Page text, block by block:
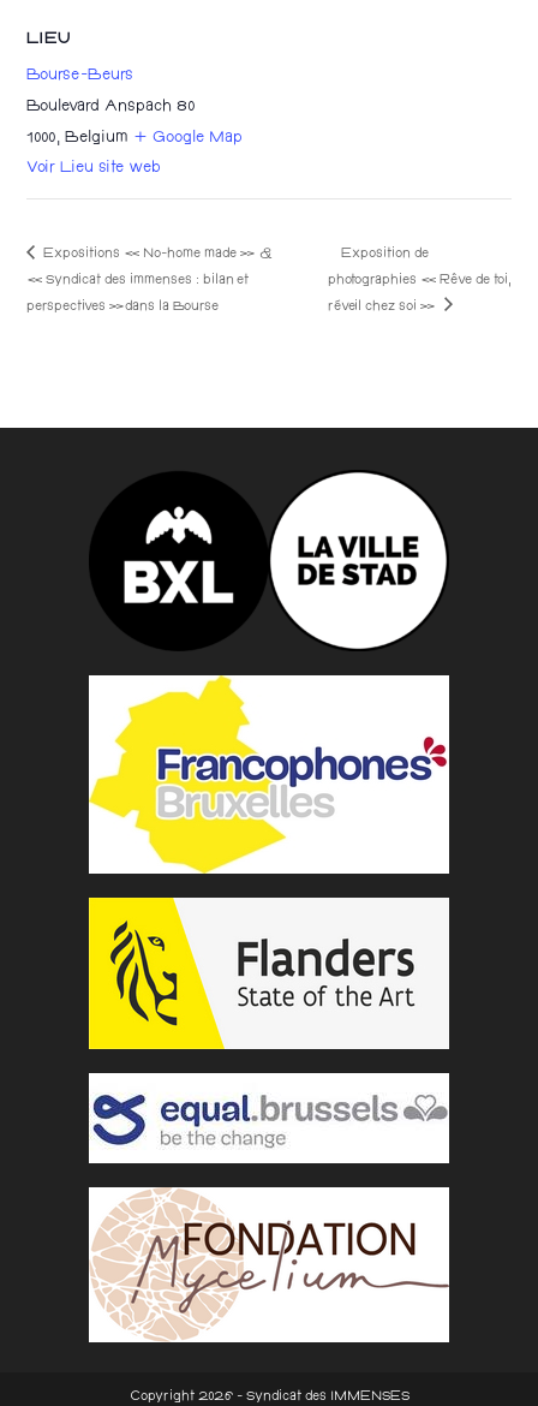
LIEU
Bourse-Beurs
Boulevard Anspach 80
1000 , Belgium + Google Map
Voir Lieu site web
Expositions « No-home made » &
« Syndicat des immenses : bilan et
perspectives »dans la Bourse
Exposition de
photographies « Rêve de toi,
réveil chez soi »
Copyright 2026 - Syndicat des IMMENSES